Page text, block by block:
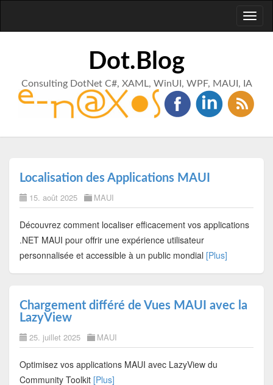
Dot.Blog
Consulting DotNet C#, XAML, WinUI, WPF, MAUI, IA
Localisation des Applications MAUI
15. août 2025 MAUI
Découvrez comment localiser efficacement vos applications
.NET MAUI pour offrir une expérience utilisateur
personnalisée et accessible à un public mondial [Plus]
Chargement différé de Vues MAUI avec la
LazyView
25. juillet 2025 MAUI
Optimisez vos applications MAUI avec LazyView du
Community Toolkit [Plus]